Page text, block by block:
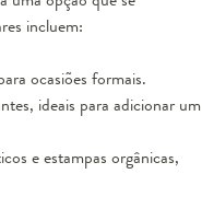
incluem:
ocasiões formais.
ideais para adicionar um
e estampas orgânicas,